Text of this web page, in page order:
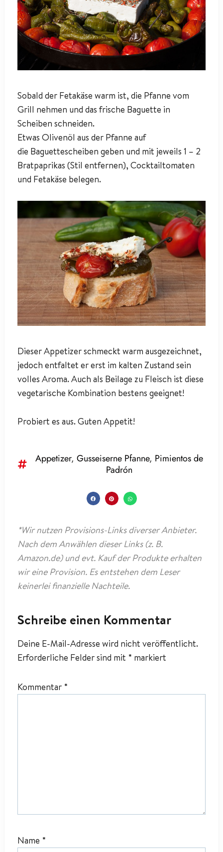
Sobald der Fetakäse warm ist, die Pfanne vom
Grill nehmen und das frische Baguette in
Scheiben schneiden.
Etwas Olivenöl aus der Pfanne auf
die Baguettescheiben geben und mit jeweils 1 – 2
Bratpaprikas (Stil entfernen), Cocktailtomaten
und Fetakäse belegen.
Dieser Appetizer schmeckt warm ausgezeichnet,
jedoch entfaltet er erst im kalten Zustand sein
volles Aroma. Auch als Beilage zu Fleisch ist diese
vegetarische Kombination bestens geeignet!
Probiert es aus. Guten Appetit!
Appetizer, Gusseiserne Pfanne, Pimientos de
Padrón
*Wir nutzen Provisions-Links diverser Anbieter.
Nach dem Anwählen dieser Links (z. B.
Amazon.de) und evt. Kauf der Produkte erhalten
wir eine Provision. Es entstehen dem Leser
keinerlei finanzielle Nachteile.
Schreibe einen Kommentar
Deine E-Mail-Adresse wird nicht veröffentlicht.
Erforderliche Felder sind mit * markiert
Kommentar *
Name *